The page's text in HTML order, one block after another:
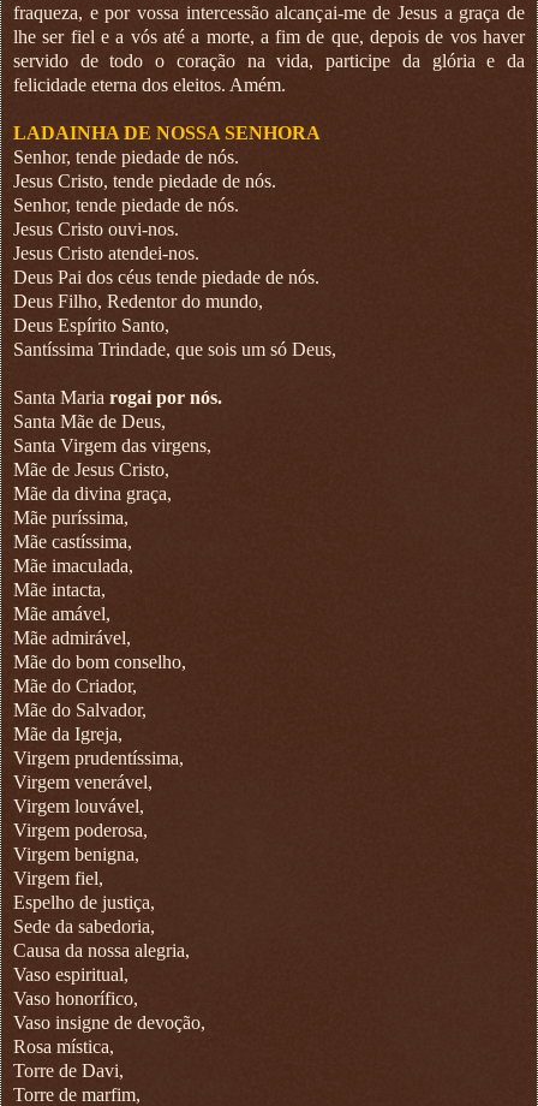
fraqueza, e por vossa intercessão alcançai-me de Jesus a graça de
lhe ser fiel e a vós até a morte, a fim de que, depois de vos haver
servido de todo o coração na vida, participe da glória e da
felicidade eterna dos eleitos. Amém.
LADAINHA DE NOSSA SENHORA
Senhor, tende piedade de nós.
Jesus Cristo, tende piedade de nós.
Senhor, tende piedade de nós.
Jesus Cristo ouvi-nos.
Jesus Cristo atendei-nos.
Deus Pai dos céus tende piedade de nós.
Deus Filho, Redentor do mundo,
Deus Espírito Santo,
Santíssima Trindade, que sois um só Deus,
Santa Maria rogai por nós.
Santa Mãe de Deus,
Santa Virgem das virgens,
Mãe de Jesus Cristo,
Mãe da divina graça,
Mãe puríssima,
Mãe castíssima,
Mãe imaculada,
Mãe intacta,
Mãe amável,
Mãe admirável,
Mãe do bom conselho,
Mãe do Criador,
Mãe do Salvador,
Mãe da Igreja,
Virgem prudentíssima,
Virgem venerável,
Virgem louvável,
Virgem poderosa,
Virgem benigna,
Virgem fiel,
Espelho de justiça,
Sede da sabedoria,
Causa da nossa alegria,
Vaso espiritual,
Vaso honorífico,
Vaso insigne de devoção,
Rosa mística,
Torre de Davi,
Torre de marfim,